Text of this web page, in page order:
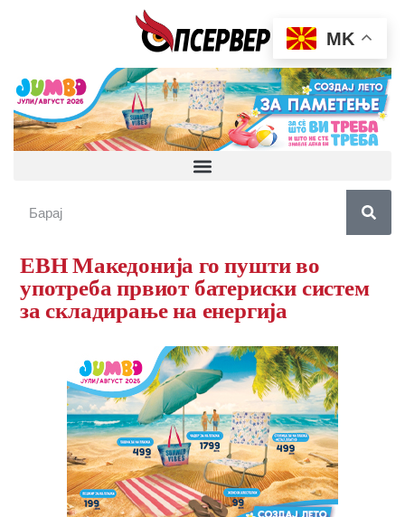
ЕВН Македонија го пушти во
употреба првиот батериски систем
за складирање на енергија
MK